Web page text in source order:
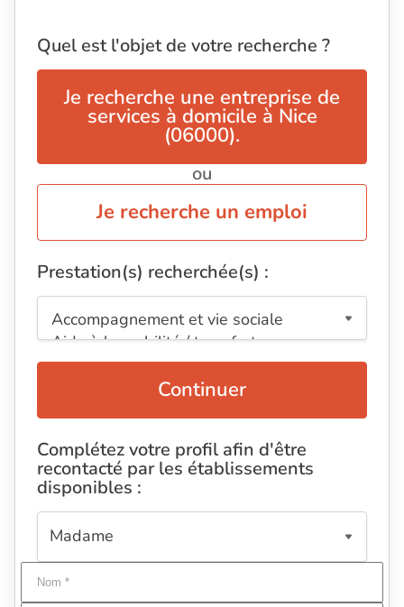
Quel est l'objet de votre recherche ?
Je recherche une entreprise de
services à domicile à Nice
(06000).
ou
Je recherche un emploi
Prestation(s) recherchée(s) :
Continuer
Complétez votre profil afin d'être
recontacté par les établissements
disponibles :